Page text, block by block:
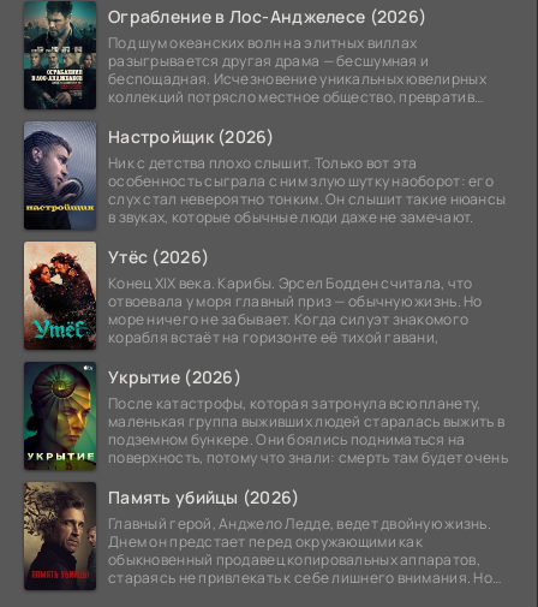
Ограбление в Лос-Анджелесе (2026)
Под шум океанских волн на элитных виллах
разыгрывается другая драма — бесшумная и
беспощадная. Исчезновение уникальных ювелирных
коллекций потрясло местное общество, превратив
Настройщик (2026)
Ник с детства плохо слышит. Только вот эта
особенность сыграла с ним злую шутку наоборот: его
слух стал невероятно тонким. Он слышит такие нюансы
в звуках, которые обычные люди даже не замечают.
Утёс (2026)
Конец XIX века. Карибы. Эрсел Бодден считала, что
отвоевала у моря главный приз — обычную жизнь. Но
море ничего не забывает. Когда силуэт знакомого
корабля встаёт на горизонте её тихой гавани,
Укрытие (2026)
После катастрофы, которая затронула всю планету,
маленькая группа выживших людей старалась выжить в
подземном бункере. Они боялись подниматься на
поверхность, потому что знали: смерть там будет очень
Память убийцы (2026)
Главный герой, Анджело Ледде, ведет двойную жизнь.
Днем он предстает перед окружающими как
обыкновенный продавец копировальных аппаратов,
стараясь не привлекать к себе лишнего внимания. Но